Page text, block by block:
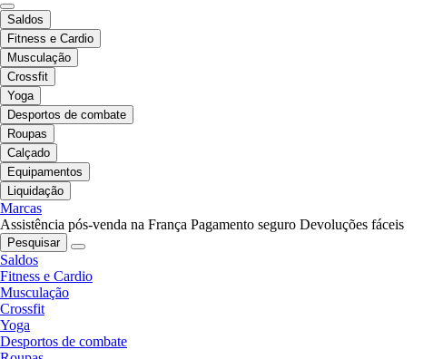
Saldos
Fitness e Cardio
Musculação
Crossfit
Yoga
Desportos de combate
Roupas
Calçado
Equipamentos
Liquidação
Marcas
Assistência pós-venda na França Pagamento seguro Devoluções fáceis
Pesquisar
Saldos
Fitness e Cardio
Musculação
Crossfit
Yoga
Desportos de combate